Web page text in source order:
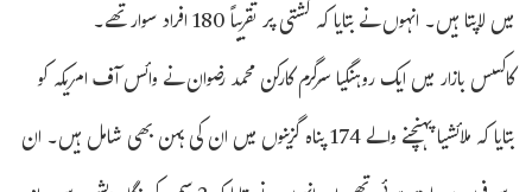
میں لاپتا ہیں۔ انہوں نے بتایا کہ کشتی پر تقریباً 180 افراد سوار تھے۔
کاکسس بازار میں ایک روہنگیا سرگرم کارکن محمد رضوان نے وائس آف امریکہ کو
بتایا کہ ملائشیا پہنچنے والے 174 پناہ گزینوں میں ان کی بہن بھی شامل ہیں۔ ان